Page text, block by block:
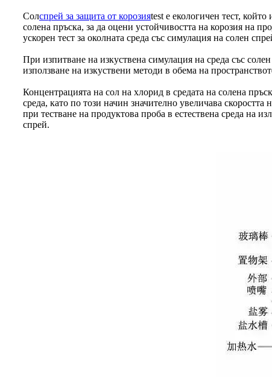
Солспрей за защита от корозияtest е екологичен тест,
солена пръска, за да оцени устойчивостта на корозия на
ускорен тест за околната среда със симулация на солен
При изпитване на изкуствена симулация на среда със
използване на изкуствени методи в обема на
Концентрацията на сол на хлорид в средата на солена
среда, като по този начин значително увеличава
при тестване на продуктова проба в естествена среда на
спрей.